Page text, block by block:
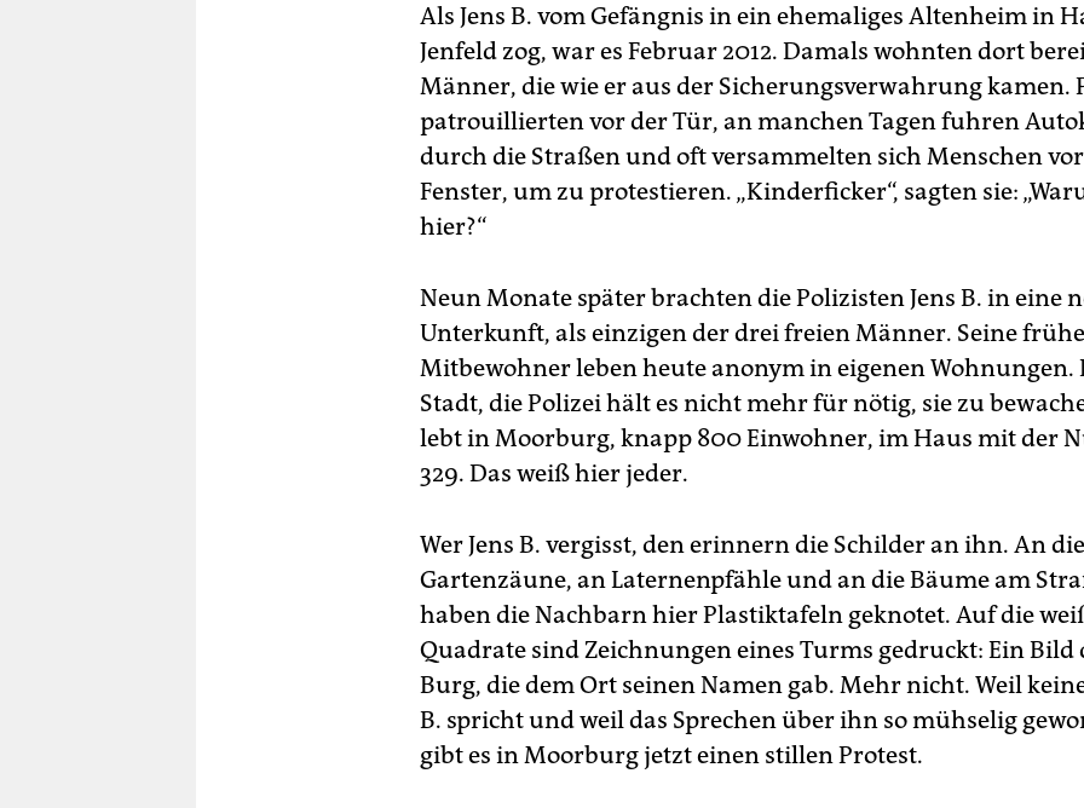
2010
: Der Deutsche Bundestag beschließt das
Therapieunterbringungsgesetz (ThUG). Das soll die
von verurteilten Straftätern regeln, die nicht länger in der
Sicherungsverwahrung untergebracht werden dürfen, weil ihre
Sicherungsverwahrung rückwirkend verlängert wurde.
: In der Hamburger Justizvollzugsanstalt Fuhlsbüttel
wird eine neue Station mit 31 Plätzen für Sicherungsverwahrte
Regelungen der Sicherungsverwahrung für verfassungswidrig.
Dezember 2011: Hamburg will drei entlassene
Sicherungsverwahrte in einem ehemaligen Altenheim in
Jenfeld unterbringen, das von der Polizei bewacht wird. Auch
kommt es nach Medienberichten zu Protesten, die teilweise von
Neonazis instrumentalisiert werden.
Januar 2012: Trotz anhaltender Proteste ziehen Hans-Peter W.
Jens B.
Juni 2012: Entgegen der Meinung von Fachleuten verfügt
Hamburgs Innensenator Michael Neumann (SPD), dass W.
August 2012: Da im November die Pacht für das Haus in Jenfeld
ausläuft, gibt der Senat bekannt, die Männer im
Hafenerweiterungsgebiet in Hamburg-Moorburg unterbringen
wollen. Auch dort kommt es zu Protesten.
Als Jens B. vom Gefängnis in ein ehemaliges Altenheim in
Jenfeld zog, war es Februar 2012. Damals wohnten dort
Männer, die wie er aus der Sicherungsverwahrung kamen.
patrouillierten vor der Tür, an manchen Tagen fuhren
durch die Straßen und oft versammelten sich Menschen
Fenster, um zu protestieren. „Kinderficker“, sagten sie:
hier?“
Neun Monate später brachten die Polizisten Jens B. in eine
Unterkunft, als einzigen der drei freien Männer. Seine
Mitbewohner leben heute anonym in eigenen Wohnungen.
Stadt, die Polizei hält es nicht mehr für nötig, sie zu
lebt in Moorburg, knapp 800 Einwohner, im Haus mit der
329. Das weiß hier jeder.
Wer Jens B. vergisst, den erinnern die Schilder an ihn. An die
Gartenzäune, an Laternenpfähle und an die Bäume am
haben die Nachbarn hier Plastiktafeln geknotet. Auf die
Quadrate sind Zeichnungen eines Turms gedruckt: Ein Bild
Burg, die dem Ort seinen Namen gab. Mehr nicht. Weil
B. spricht und weil das Sprechen über ihn so mühselig
gibt es in Moorburg jetzt einen stillen Protest.